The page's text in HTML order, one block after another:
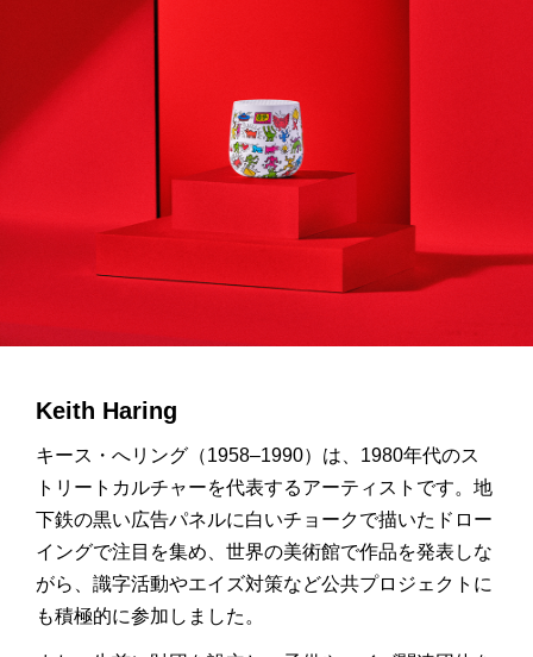
Keith Haring
キース・へリング（1958–1990）は、 1980年代のス
トリートカルチャーを代表するアーティストです。地
下鉄の黒い広告パネルに白いチョークで描いたドロー
イングで注目を集め、世界の美術館で作品を発表しな
がら、識字活動やエイズ対策など公共プロジェクトに
も積極的に参加しました。